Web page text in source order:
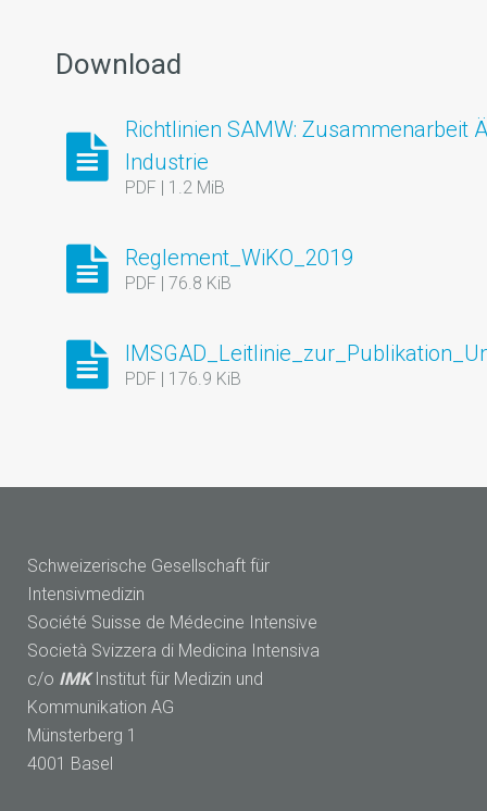
Download
Richtlinien SAMW: Zusammenarbeit
Industrie
PDF | 1.2 MiB
Reglement_WiKO_2019
PDF | 76.8 KiB
PDF | 176.9 KiB
Schweizerische Gesellschaft für
Intensivmedizin
Société Suisse de Médecine Intensive
Società Svizzera di Medicina Intensiva
c/o IMKInstitut für Medizin und
Kommunikation AG
Münsterberg 1
4001 Basel